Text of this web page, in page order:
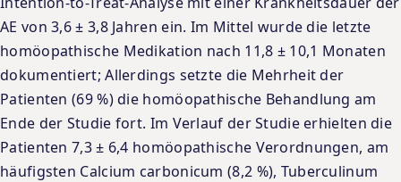
AE von 3,6 ± 3,8 Jahren ein. Im Mittel wurde die letzte
homöopathische Medikation nach 11,8 ± 10,1 Monaten
dokumentiert; Allerdings setzte die Mehrheit der
Patienten (69 %) die homöopathische Behandlung am
Ende der Studie fort. Im Verlauf der Studie erhielten die
Patienten 7,3 ± 6,4 homöopathische Verordnungen, am
häufigsten Calcium carbonicum (8,2 %), Tuberculinum